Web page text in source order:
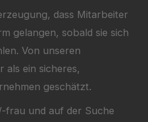
dass Mitarbeiter
gelangen, sobald sie sich
Von unseren
als ein sicheres,
geschätzt.
frau und auf der Suche